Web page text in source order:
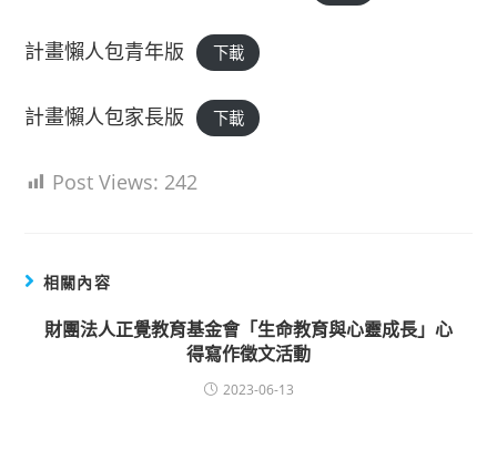
計畫懶人包青年版 下載
計畫懶人包家長版 下載
Post Views: 242
相關內容
財團法人正覺教育基金會「生命教育與心靈成長」心
得寫作徵文活動
2023-06-13